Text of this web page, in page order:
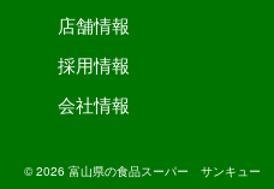
店舗情報
採用情報
会社情報
© 2026 富山県の食品スーパー サンキュー